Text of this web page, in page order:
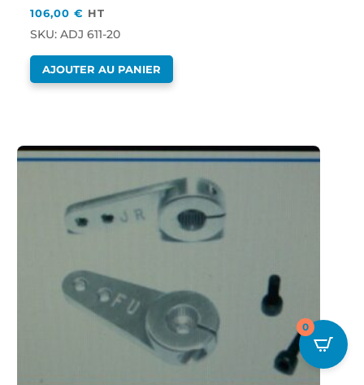
106,00€ HT
SKU: ADJ 611-20
AJOUTER AU PANIER
0